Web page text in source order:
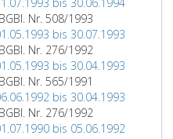
Nr. 508/1993
bis 30.07.1993
Nr. 276/1992
bis 30.04.1993
Nr. 565/1991
bis 30.04.1993
Nr. 276/1992
bis 05.06.1992